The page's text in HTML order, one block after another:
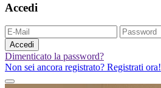
Accedi
Accedi
Dimenticato la password?
Non sei ancora registrato? Registrati ora!